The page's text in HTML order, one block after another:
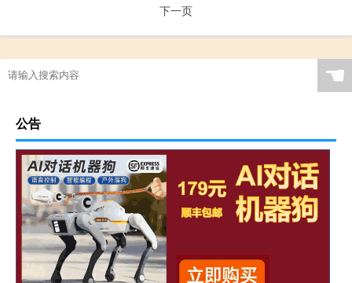
下一页
☚
公告